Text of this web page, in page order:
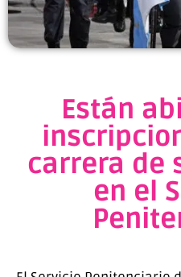
Están
carrera de
en el